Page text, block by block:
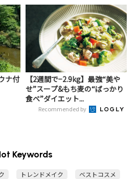
ナ付
【2週間で−2.9kg】最強“美や
せ”スープ&もち麦の“ばっかり
食べ”ダイエット...
Recommended by
Keywords
トレンドメイク
ベストコスメ